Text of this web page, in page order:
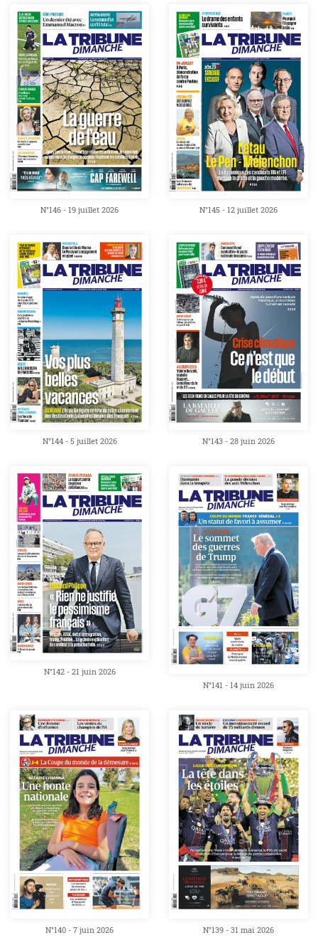
N°146 - 19 juillet 2026 N°145 - 12 juillet 2026
N°144 - 5 juillet 2026 N°143 - 28 juin 2026
N°142 - 21 juin 2026
N°141 - 14 juin 2026
N°140 - 7 juin 2026 N°139 - 31 mai 2026